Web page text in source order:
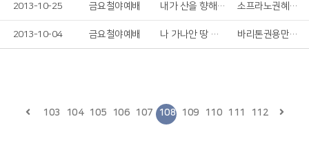
2013-10-25 금요철야예배 내가 산을 향해 눈을 드니 소프라노권혜원,첼로정민영,피아노김소양
2013-10-04 금요철야예배 나 가나안 땅 귀한 성에 바리톤권용만교수
103 104 105 106 107 108 109 110 111 112